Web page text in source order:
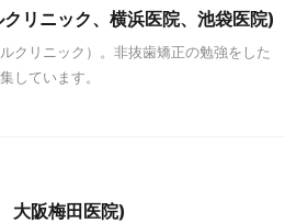
リニック、横浜医院、池袋医院)
クリニック）。非抜歯矯正の勉強をした
しています。
大阪梅田医院)